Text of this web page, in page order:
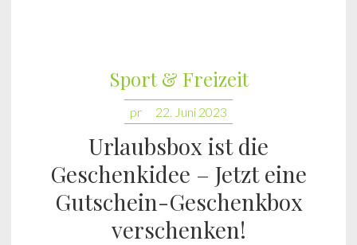
Sport & Freizeit
pr 22. Juni 2023
Urlaubsbox ist die
Geschenkidee – Jetzt eine
Gutschein-Geschenkbox
verschenken!